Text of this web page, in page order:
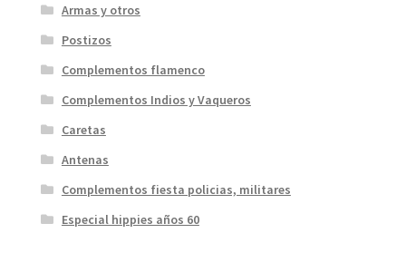
Armas y otros
Postizos
Complementos flamenco
Complementos Indios y Vaqueros
Caretas
Antenas
Complementos fiesta policias, militares
Especial hippies años 60